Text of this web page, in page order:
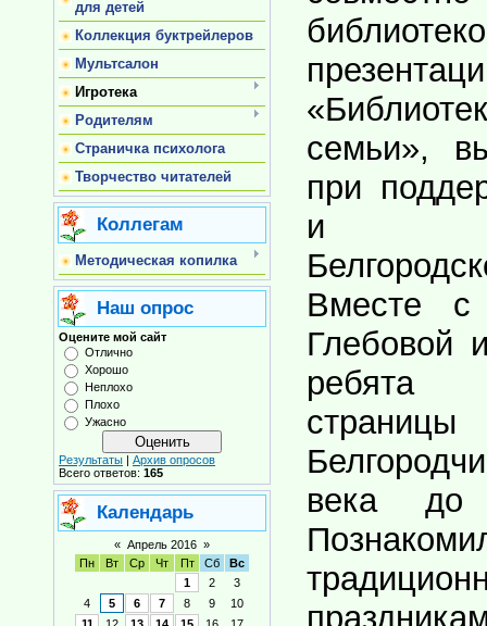
для детей
Коллекция буктрейлеров
Мультсалон
Игротека
Родителям
Страничка психолога
Творчество читателей
Коллегам
Методическая копилка
Наш опрос
Оцените мой сайт
Отлично
Хорошо
Неплохо
Плохо
Ужасно
Результаты | Архив опросов
Всего ответов: 165
Календарь
« Апрель 2016 »
Пн
Вт Ср Чт Пт Сб
Вс
1
2
3
4
5 6 7 8 9
10
семьи»,
при
и
Вместе
Глебовой
ребята
века до